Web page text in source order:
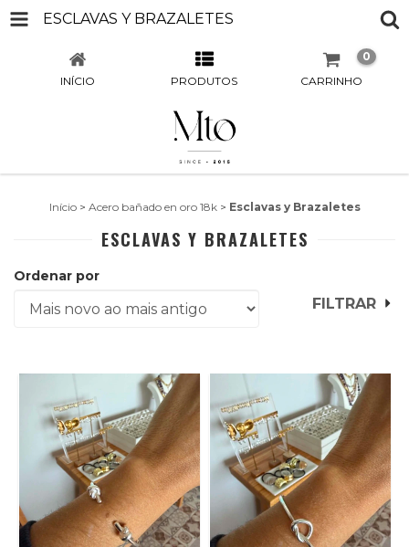
ESCLAVAS Y BRAZALETES
INÍCIO PRODUTOS CARRINHO
0
Início > Acero bañado en oro 18k > Esclavas y Brazaletes
ESCLAVAS Y BRAZALETES
Ordenar por
FILTRAR